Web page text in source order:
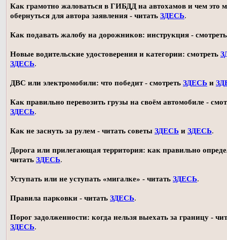
Как грамотно жаловаться в ГИБДД на автохамов и чем это
обернуться для автора заявления - читать ЗДЕСЬ.
Как подавать жалобу на дорожников: инструкция -
Новые водительские удостоверения и категории: смотреть
ЗДЕСЬ.
ДВС или электромобили: что победит - смотреть ЗДЕСЬ и
Как правильно перевозить грузы на своём автомобиле -
ЗДЕСЬ.
Как не заснуть за рулем - читать советы ЗДЕСЬ и ЗДЕСЬ.
Дорога или прилегающая территория: как правильно
читать ЗДЕСЬ.
Уступать или не уступать «мигалке» - читать ЗДЕСЬ.
Правила парковки - читать ЗДЕСЬ.
Порог задолженности: когда нельзя выехать за границу -
ЗДЕСЬ.